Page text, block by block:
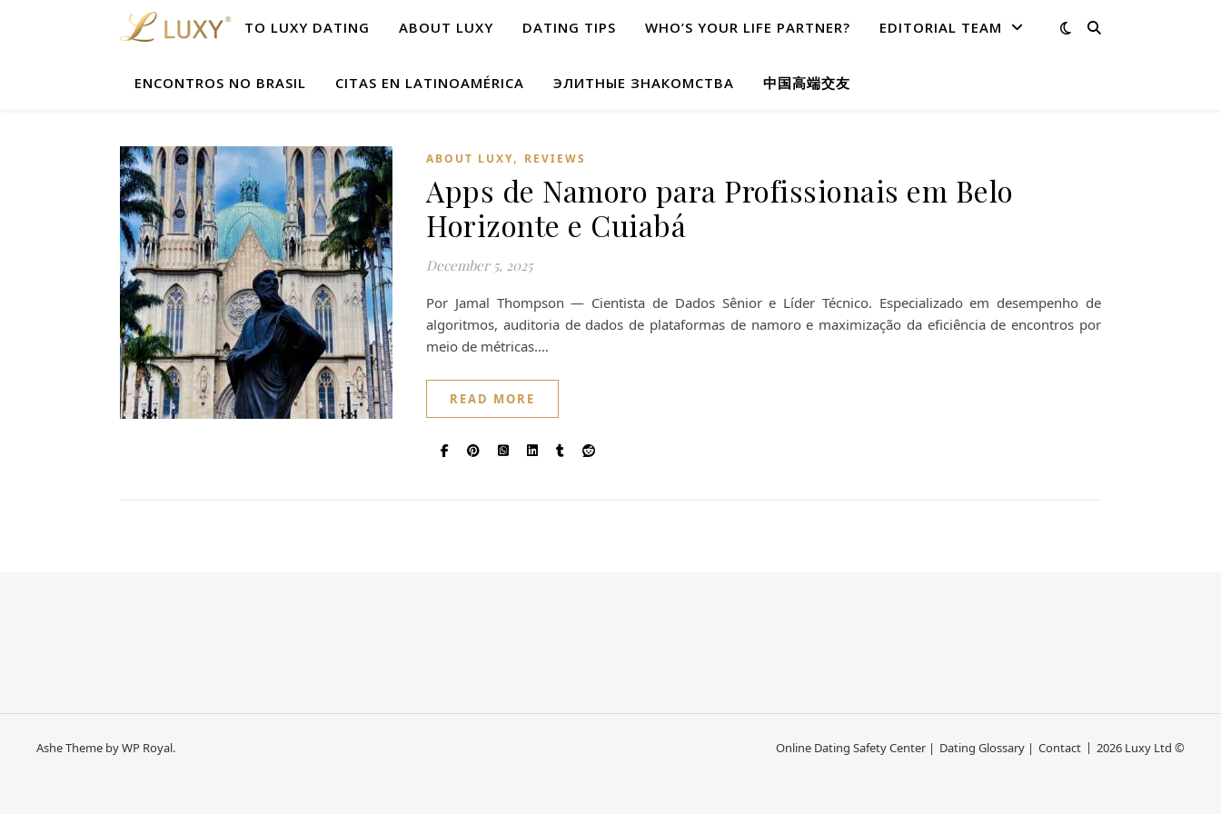
TO LUXY DATING ABOUT LUXY DATING TIPS WHO’S YOUR LIFE PARTNER? EDITORIAL TEAM
ENCONTROS NO BRASIL CITAS EN LATINOAMÉRICA ЭЛИТНЫЕ ЗНАКОМСТВА 中国高端交友
ABOUT LUXY, REVIEWS
Apps de Namoro para Profissionais em Belo
Horizonte e Cuiabá
December 5, 2025
Por Jamal Thompson — Cientista de Dados Sênior e Líder Técnico. Especializado em desempenho de
algoritmos, auditoria de dados de plataformas de namoro e maximização da eficiência de encontros por
meio de métricas.…
READ MORE
2026 Luxy Ltd ©
Online Dating Safety Center | Dating Glossary | Contact
Ashe Theme byWP Royal.